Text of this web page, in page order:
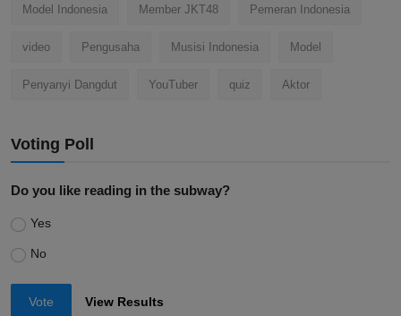
Model Indonesia Member JKT48 Pemeran Indonesia
video Pengusaha Musisi Indonesia Model
Penyanyi Dangdut YouTuber quiz Aktor
Voting Poll
Do you like reading in the subway?
Yes
No
Vote View Results